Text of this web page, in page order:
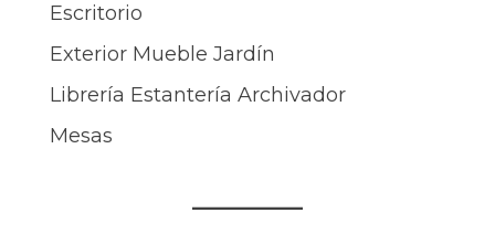
Escritorio
Exterior Mueble Jardín
Librería Estantería Archivador
Mesas